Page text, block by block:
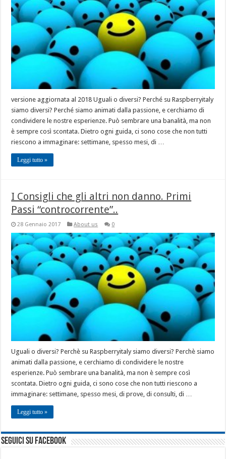
versione aggiornata al 2018 Uguali o diversi? Perché su Raspberryitaly
siamo diversi? Perché siamo animati dalla passione, e cerchiamo di
condividere le nostre esperienze. Può sembrare una banalità, ma non
è sempre così scontata. Dietro ogni guida, ci sono cose che non tutti
riescono a immaginare: settimane, spesso mesi, di …
Leggi tutto »
I Consigli che gli altri non danno. Primi
Passi “controcorrente”..
28 Gennaio 2017 About us 0
Uguali o diversi? Perchè su Raspberryitaly siamo diversi? Perchè siamo
animati dalla passione, e cerchiamo di condividere le nostre
esperienze. Può sembrare una banalità, ma non è sempre così
scontata. Dietro ogni guida, ci sono cose che non tutti riescono a
immaginare: settimane, spesso mesi, di prove, di consulti, di …
Leggi tutto »
seguici su facebook